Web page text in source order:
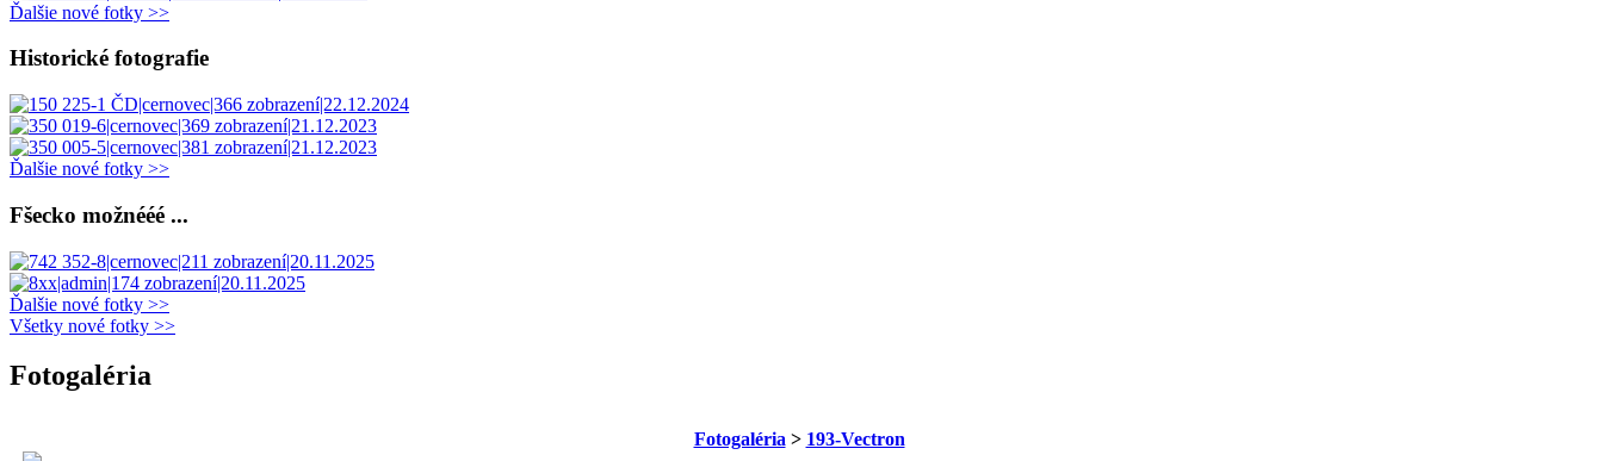
Ďalšie nové fotky >>
Historické fotografie
Ďalšie nové fotky >>
Fšecko možnééé ...
Ďalšie nové fotky >>
Všetky nové fotky >>
Fotogaléria
Fotogaléria > 193-Vectron